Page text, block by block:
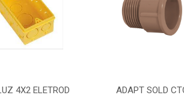
4X2 ELETROD
ADAPT SOLD